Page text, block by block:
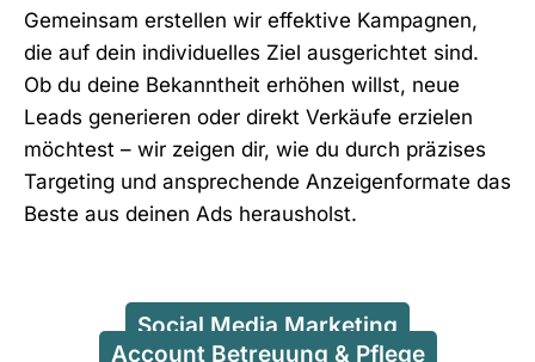
Gemeinsam erstellen wir effektive Kampagnen,
die auf dein individuelles Ziel ausgerichtet sind.
Ob du deine Bekanntheit erhöhen willst, neue
Leads generieren oder direkt Verkäufe erzielen
möchtest – wir zeigen dir, wie du durch präzises
Targeting und ansprechende Anzeigenformate das
Beste aus deinen Ads herausholst.
Social Media Marketing
Account Betreuung & Pflege